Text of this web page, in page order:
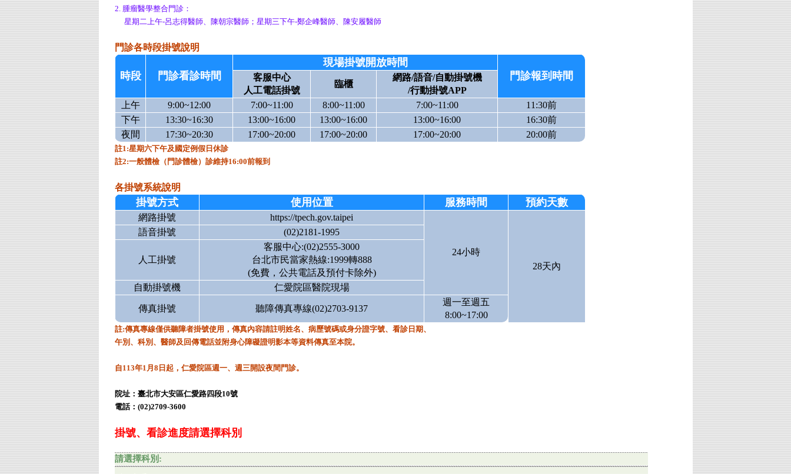
2. 腫瘤醫學整合門診：
星期二上午-呂志得醫師、陳朝宗醫師；星期三下午-鄭企峰醫師、陳安履醫師
門診各時段掛號說明
時段 門診看診時間
現場掛號開放時間
門診報到時間
客服中心
人工電話掛號
臨櫃
網路/語音/自動掛號機
/行動掛號APP
上午
9:00~12:00 7:00~11:00 8:00~11:00 7:00~11:00
11:30前
下午
13:30~16:30 13:00~16:00 13:00~16:00 13:00~16:00
16:30前
夜間
17:30~20:30 17:00~20:00 17:00~20:00 17:00~20:00 20:00前
註1:星期六下午及國定例假日休診
註2:一般體檢（門診體檢）診維持16:00前報到
各掛號系統說明
掛號方式 使用位置 服務時間 預約天數
網路掛號 https://tpech.gov.taipei
24小時
28天內
語音掛號 (02)2181-1995
人工掛號
客服中心:(02)2555-3000
台北市民當家熱線:1999轉888
(免費，公共電話及預付卡除外)
自動掛號機
仁愛院區醫院現場
傳真掛號 聽障傳真專線(02)2703-9137
週一至週五
8:00~17:00
註:傳真專線僅供聽障者掛號使用，傳真內容請註明姓名、病歷號碼或身分證字號、看診日期、
午別、科別、醫師及回傳電話並附身心障礙證明影本等資料傳真至本院。
自113年1月8日起，仁愛院區週一、週三開設夜間門診。
院址：臺北市大安區仁愛路四段10號
電話：(02)2709-3600
掛號、看診進度請選擇科別
請選擇科別: